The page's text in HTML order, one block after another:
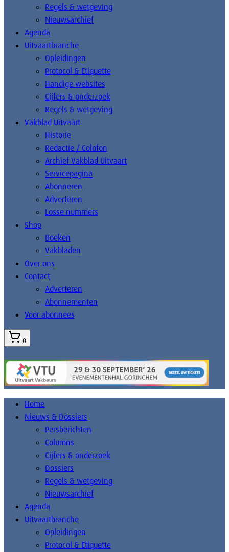
Regels & wetgeving
Nieuwsarchief
Agenda
Uitvaartbranche
Opleidingen
Protocol & Etiquette
Handige websites
Cijfers & onderzoek
Regels & wetgeving
Vakblad Uitvaart
Historie
Redactie / Colofon
Archief Vakblad Uitvaart
Servicepagina
Abonneren
Adverteren
Losse nummers
Shop
Boeken
Vakbladen
Over ons
Contact
Adverteren
Abonnementen
Voor abonnees
0
Home
Nieuws & Dossiers
Persberichten
Columns
Cijfers & onderzoek
Dossiers
Regels & wetgeving
Nieuwsarchief
Agenda
Uitvaartbranche
Opleidingen
Protocol & Etiquette